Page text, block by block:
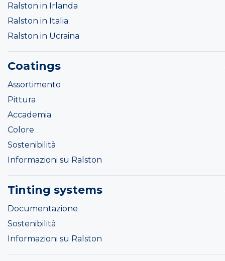
Ralston in Irlanda
Ralston in Italia
Ralston in Ucraina
Coatings
Assortimento
Pittura
Accademia
Colore
Sostenibilità
Informazioni su Ralston
Tinting systems
Documentazione
Sostenibilità
Informazioni su Ralston